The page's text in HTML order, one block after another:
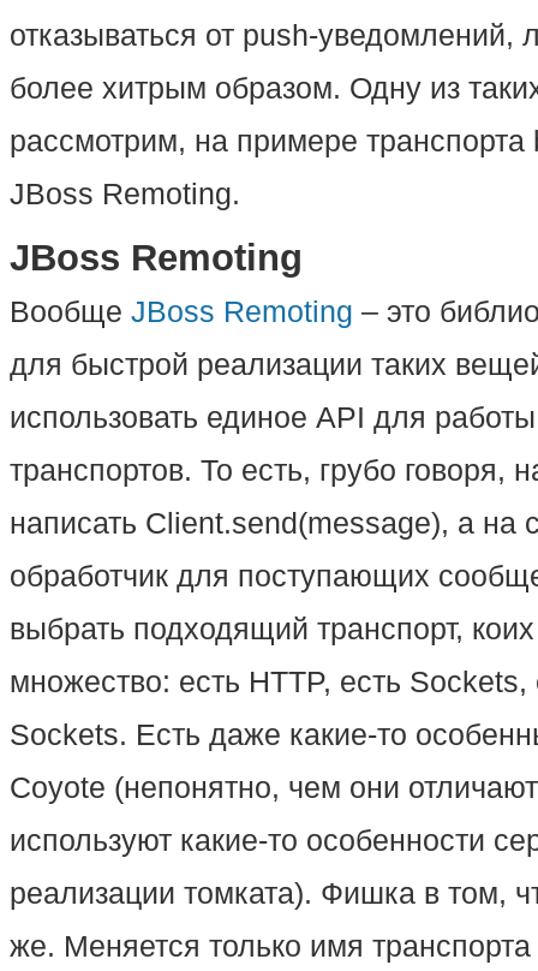
отказываться от push-уведомлений,
более хитрым образом. Одну из
рассмотрим, на примере транспорта
JBoss Remoting.
JBoss Remoting
Вообще JBoss Remoting – это
для быстрой реализации таких
использовать единое API для
транспортов. То есть, грубо говоря,
написать Client.send(message), а на
обработчик для поступающих
выбрать подходящий транспорт,
множество: есть HTTP, есть Sockets,
Sockets. Есть даже какие-то
Coyote (непонятно, чем они
используют какие-то особенности
реализации томката). Фишка в том,
же. Меняется только имя